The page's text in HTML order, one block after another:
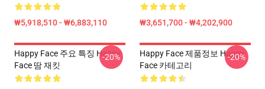
₩5,918,510 - ₩6,883,110 ₩3,651,700 - ₩4,202,900
Happy Face 주요 특징 Happy
Face 땀 재킷
-20%
Happy Face 제품정보 Happy
Face 카테고리
-20%